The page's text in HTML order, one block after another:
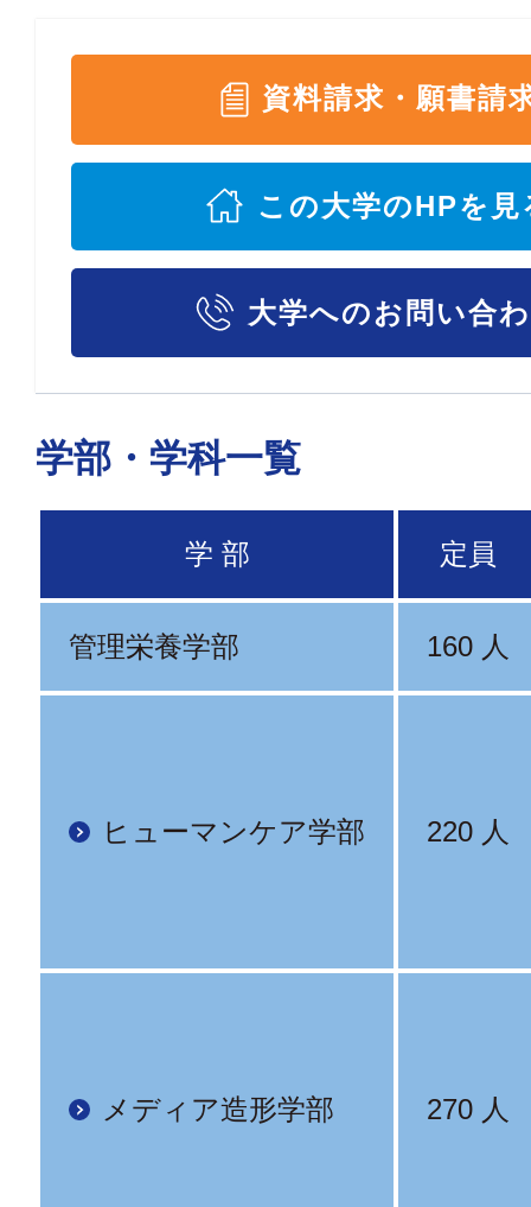
資料請求・願書請
この大学のHPを見
大学へのお問い合
学部・学科一覧
学 部 定員
管理栄養学部 160 人
ヒューマンケア学部 220 人
メディア造形学部 270 人